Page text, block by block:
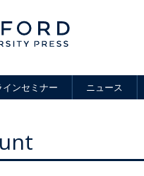
ンセミナー ニュース